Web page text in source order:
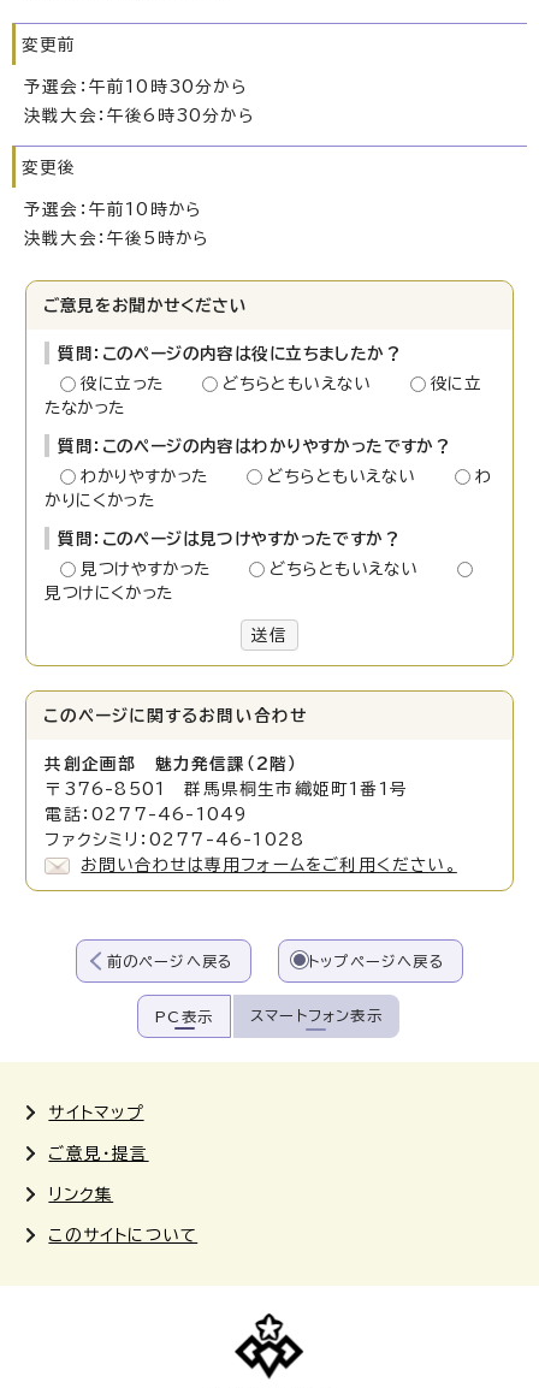
変更前
予選会：午前10時30分から
決戦大会：午後6時30分から
変更後
予選会：午前10時から
決戦大会：午後5時から
ご意見をお聞かせください
質問：このページの内容は役に立ちましたか？
役に立った
どちらともいえない
役に立
たなかった
質問：このページの内容はわかりやすかったですか？
わかりやすかった
どちらともいえない
わ
かりにくかった
質問：このページは見つけやすかったですか？
見つけやすかった
どちらともいえない
見つけにくかった
送信
このページに関する お問い合わせ
共創企画部 魅力発信課（2階）
〒376-8501 群馬県桐生市織姫町1番1号
電話：0277-46-1049
ファクシミリ：0277-46-1028
お問い合わせは専用フォームをご利用ください。
前のページへ戻る トップページへ戻る
PC表示 スマートフォン表示
サイトマップ
ご意見・提言
リンク集
このサイトについて